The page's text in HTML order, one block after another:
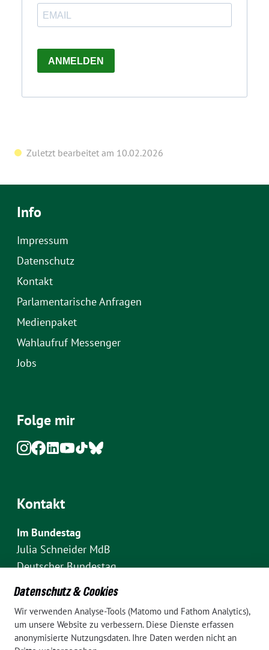
ANMELDEN
Zuletzt bearbeitet am 10.02.2026
Info
Impressum
Datenschutz
Kontakt
Parlamentarische Anfragen
Medienpaket
Wahlaufruf Messenger
Jobs
Folge mir
Kontakt
Im Bundestag
Julia Schneider MdB
Deutscher Bundestag
Fraktion Bündnis 90/Die Grünen
Platz der Republik 1
D-10111 Berlin
E-Mail: julia.schneider(at)bundestag.de
Datenschutz & Cookies
Wir verwenden Analyse-Tools (Matomo und Fathom Analytics),
um unsere Website zu verbessern. Diese Dienste erfassen
anonymisierte Nutzungsdaten. Ihre Daten werden nicht an